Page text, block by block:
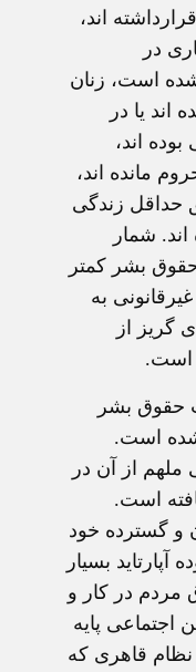
اند،
در
است، زنان
يا در
اند،
مانده اند،
حداقل زندگی
شمار
بشر کمتر
به
گريز از
است.
حقوق بشر
شده است.
ملهم از آن در
است.
و گسترده خود
بسيار
در کار و
اجتماعی پايه
قاهری که